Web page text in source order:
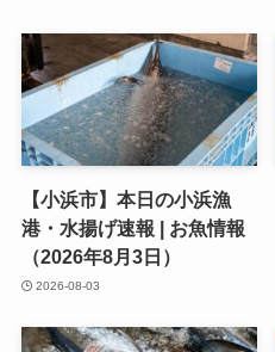
【小浜市】本日の小浜漁
港・水揚げ速報 | お魚情報
（2026年8月3日）
2026-08-03